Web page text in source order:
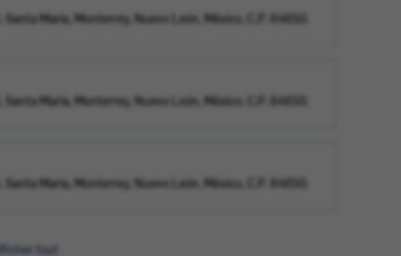
Maria, Monterrey, Nuevo León, México. C.P. 64650.
Maria, Monterrey, Nuevo León, México. C.P. 64650.
Maria, Monterrey, Nuevo León, México. C.P. 64650.
tout